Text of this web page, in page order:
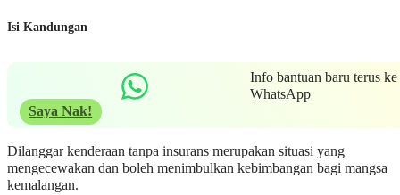
Isi Kandungan
Info bantuan baru terus ke
WhatsApp
Saya Nak!
Dilanggar kenderaan tanpa insurans merupakan situasi yang
mengecewakan dan boleh menimbulkan kebimbangan bagi mangsa
kemalangan.